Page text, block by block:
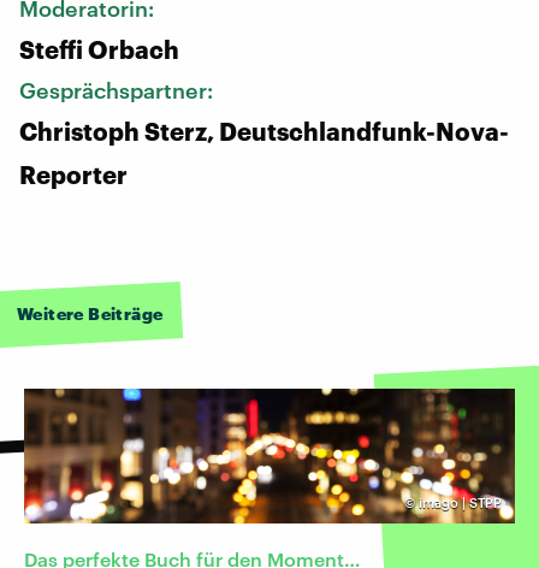
Moderatorin:
Steffi Orbach
Gesprächspartner:
Christoph Sterz, Deutschlandfunk-Nova-
Reporter
Weitere Beiträge
©imago | STPP
Das perfekte Buch für den Moment…